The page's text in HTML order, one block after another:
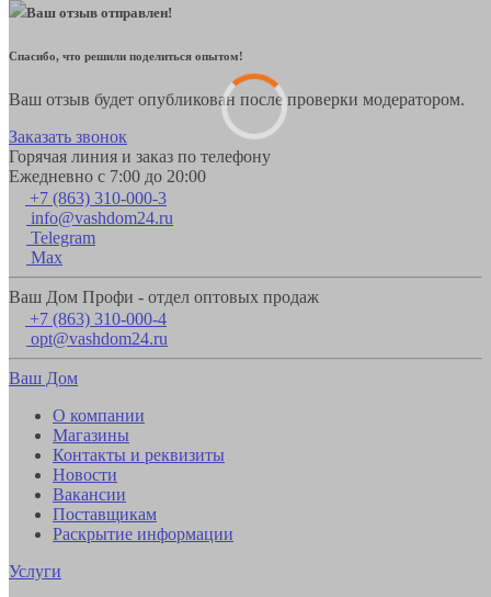
Ваш отзыв отправлен!
Спасибо, что решили поделиться опытом!
Ваш отзыв будет опубликован после проверки модератором.
Заказать звонок
Горячая линия и заказ по телефону
Ежедневно с 7:00 до 20:00
+7 (863) 310-000-3
info@vashdom24.ru
Telegram
Max
Ваш Дом Профи - отдел оптовых продаж
+7 (863) 310-000-4
opt@vashdom24.ru
Ваш Дом
О компании
Магазины
Контакты и реквизиты
Новости
Вакансии
Поставщикам
Раскрытие информации
Услуги